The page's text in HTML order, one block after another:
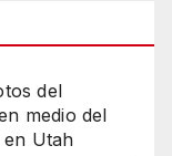
del
medio del
Utah